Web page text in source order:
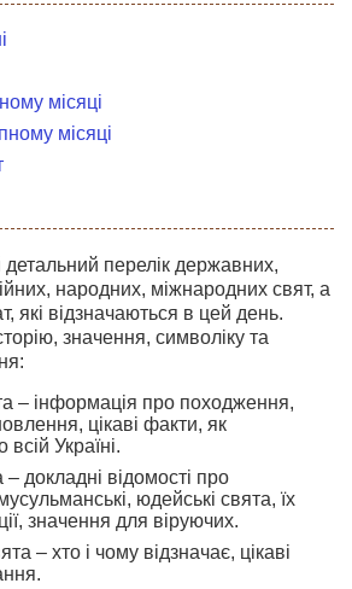
місяці
місяці
перелік державних,
народних, міжнародних свят, а
які відзначаються в цей день.
значення, символіку та
– інформація про походження,
цікаві факти, як
всій Україні.
– докладні відомості про
юдейські свята, їх
значення для віруючих.
– хто і чому відзначає, цікаві